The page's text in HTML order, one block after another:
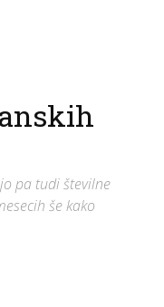
pa tudi številne
še kako